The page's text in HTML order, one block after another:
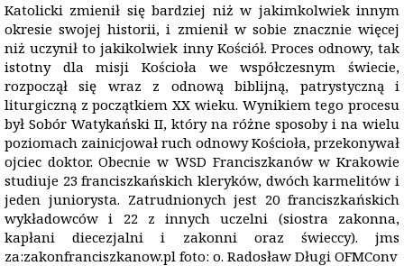
Katolicki zmienił się bardziej niż w jakimkolwiek innym
okresie swojej historii, i zmienił w sobie znacznie więcej
niż uczynił to jakikolwiek inny Kościół. Proces odnowy, tak
istotny dla misji Kościoła we współczesnym świecie,
rozpoczął się wraz z odnową biblijną, patrystyczną i
liturgiczną z początkiem XX wieku. Wynikiem tego procesu
był Sobór Watykański II, który na różne sposoby i na wielu
poziomach zainicjował ruch odnowy Kościoła, przekonywał
ojciec doktor. Obecnie w WSD Franciszkanów w Krakowie
studiuje 23 franciszkańskich kleryków, dwóch karmelitów i
jeden juniorysta. Zatrudnionych jest 20 franciszkańskich
wykładowców i 22 z innych uczelni (siostra zakonna,
kapłani diecezjalni i zakonni oraz świeccy). jms
za:zakonfranciszkanow.pl foto: o. Radosław Długi OFMConv